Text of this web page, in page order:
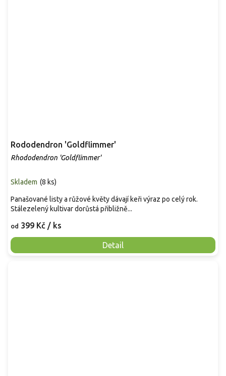
Rododendron 'Goldflimmer'
Rhododendron 'Goldflimmer'
Skladem (8 ks)
od 399 Kč / ks
Detail
Panašované listy a růžové květy dávají keři výraz po celý rok.
Stálezelený kultivar dorůstá přibližně...